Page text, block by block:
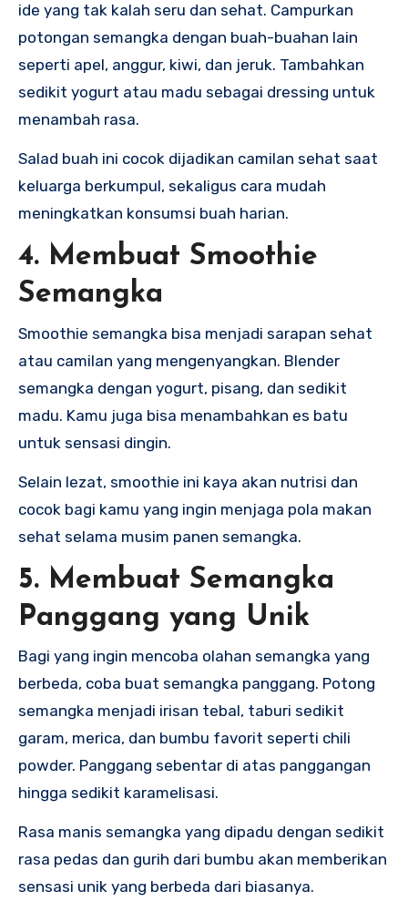
ide yang tak kalah seru dan sehat. Campurkan
potongan semangka dengan buah-buahan lain
seperti apel, anggur, kiwi, dan jeruk. Tambahkan
sedikit yogurt atau madu sebagai dressing untuk
menambah rasa.
Salad buah ini cocok dijadikan camilan sehat saat
keluarga berkumpul, sekaligus cara mudah
meningkatkan konsumsi buah harian.
4. Membuat Smoothie
Semangka
Smoothie semangka bisa menjadi sarapan sehat
atau camilan yang mengenyangkan. Blender
semangka dengan yogurt, pisang, dan sedikit
madu. Kamu juga bisa menambahkan es batu
untuk sensasi dingin.
Selain lezat, smoothie ini kaya akan nutrisi dan
cocok bagi kamu yang ingin menjaga pola makan
sehat selama musim panen semangka.
5. Membuat Semangka
Panggang yang Unik
Bagi yang ingin mencoba olahan semangka yang
berbeda, coba buat semangka panggang. Potong
semangka menjadi irisan tebal, taburi sedikit
garam, merica, dan bumbu favorit seperti chili
powder. Panggang sebentar di atas panggangan
hingga sedikit karamelisasi.
Rasa manis semangka yang dipadu dengan sedikit
rasa pedas dan gurih dari bumbu akan memberikan
sensasi unik yang berbeda dari biasanya.